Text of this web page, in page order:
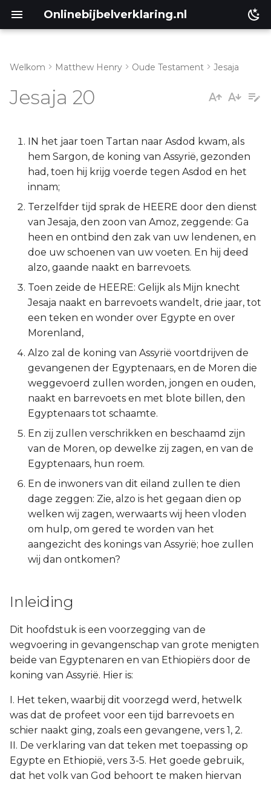
Onlinebijbelverklaring.nl
Jesaja 20:1-6
Lukas
Johannes
Handelingen
Romeinen
1 Korinthe
2 Korinthe
Galaten
Éfeze
Filipenzen
Kolossenzen
1 Thessalonicenzen
2 Thessalonicenzen
1 Timótheüs
2 Timótheüs
Titus
Jakobus
1 Petrus
2 Petrus
1 Johannes
2 Johannes
Welkom Matthew Henry Oude Testament Jesaja
Jesaja 20
IN het jaar toen Tartan naar Asdod kwam, als
hem Sargon, de koning van Assyrië, gezonden
had, toen hij krijg voerde tegen Asdod en het
innam;
Terzelfder tijd sprak de HEERE door den dienst
van Jesaja, den zoon van Amoz, zeggende: Ga
heen en ontbind den zak van uw lendenen, en
doe uw schoenen van uw voeten. En hij deed
alzo, gaande naakt en barrevoets.
Toen zeide de HEERE: Gelijk als Mijn knecht
Jesaja naakt en barrevoets wandelt, drie jaar, tot
een teken en wonder over Egypte en over
Morenland,
Alzo zal de koning van Assyrië voortdrijven de
gevangenen der Egyptenaars, en de Moren die
weggevoerd zullen worden, jongen en ouden,
naakt en barrevoets en met blote billen, den
Egyptenaars tot schaamte.
En zij zullen verschrikken en beschaamd zijn
van de Moren, op dewelke zij zagen, en van de
Egyptenaars, hun roem.
En de inwoners van dit eiland zullen te dien
dage zeggen: Zie, alzo is het gegaan dien op
welken wij zagen, werwaarts wij heen vloden
om hulp, om gered te worden van het
aangezicht des konings van Assyrië; hoe zullen
wij dan ontkomen?
Inleiding
Dit hoofdstuk is een voorzegging van de
wegvoering in gevangenschap van grote menigten
beide van Egyptenaren en van Ethiopiërs door de
koning van Assyrië. Hier is:
I. Het teken, waarbij dit voorzegd werd, hetwelk
was dat de profeet voor een tijd barrevoets en
schier naakt ging, zoals een gevangene, vers 1, 2.
II. De verklaring van dat teken met toepassing op
Egypte en Ethiopië, vers 3-5. Het goede gebruik,
dat het volk van God behoort te maken hiervan